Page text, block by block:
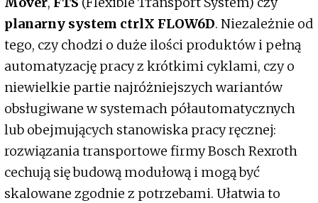
planarny system ctrlX FLOW6D. Niezależnie od
tego, czy chodzi o duże ilości produktów i pełną
automatyzację pracy z krótkimi cyklami, czy o
niewielkie partie najróżniejszych wariantów
obsługiwane w systemach półautomatycznych
lub obejmujących stanowiska pracy ręcznej:
rozwiązania transportowe firmy Bosch Rexroth
cechują się budową modułową i mogą być
skalowane zgodnie z potrzebami. Ułatwia to